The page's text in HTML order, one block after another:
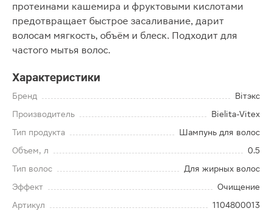
протеинами кашемира и фруктовыми кислотами
предотвращает быстрое засаливание, дарит
волосам мягкость, объём и блеск. Подходит для
частого мытья волос.
Характеристики
Бренд
Biтэкс
Производитель
Bielita-Vitex
Тип продукта
Шампунь для волос
Объем, л
0.5
Тип волос
Для жирных волос
Эффект
Очищение
Артикул
1104800013